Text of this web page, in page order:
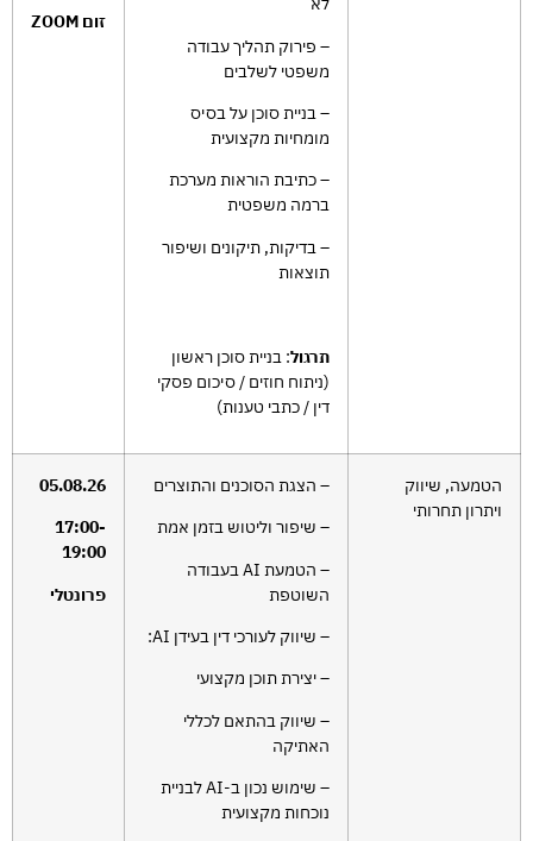
– פירוק תהליך עבודה
משפטי לשלבים
– בניית סוכן על בסיס
מומחיות מקצועית
– כתיבת הוראות מערכת
ברמה משפטית
– בדיקות, תיקונים ושיפור
תוצאות
תרגול: בניית סוכן ראשון
(ניתוח חוזים / סיכום פסקי
דין / כתבי טענות)
זום ZOOM
הטמעה, שיווק
ויתרון תחרותי
– הצגת הסוכנים והתוצרים
– שיפור וליטוש בזמן אמת
– הטמעת AI בעבודה
השוטפת
– שיווק לעורכי דין בעידן AI:
– יצירת תוכן מקצועי
– שיווק בהתאם לכללי
האתיקה
– שימוש נכון ב-AI לבניית
נוכחות מקצועית
05.08.26
17:00-
19:00
פרונטלי